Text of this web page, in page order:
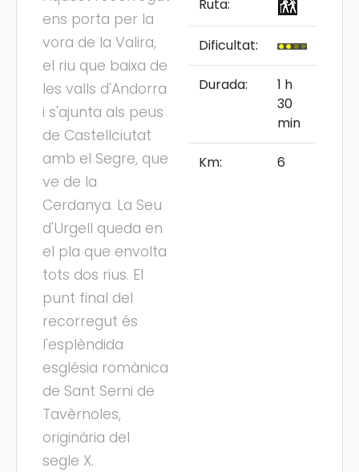
ens porta per la
vora de la Valira,
el riu que baixa de
les valls d'Andorra
i s'ajunta als peus
de Castellciutat
amb el Segre, que
ve de la
Cerdanya. La Seu
d'Urgell queda en
el pla que envolta
tots dos rius. El
punt final del
recorregut és
l'esplèndida
església romànica
de Sant Serni de
Tavèrnoles,
originària del
segle X.
Ruta:
Dificultat:
Durada:
1 h
30
min
Km: 6